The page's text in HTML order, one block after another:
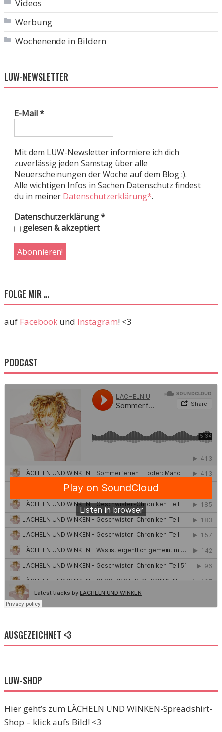
Videos
Werbung
Wochenende in Bildern
LUW-NEWSLETTER
E-Mail*
Mit dem LUW-Newsletter informiere ich dich
zuverlässig jeden Samstag über alle
Neuerscheinungen der Woche auf dem Blog :).
Alle wichtigen Infos in Sachen Datenschutz findest
du in meiner Datenschutzerklärung*.
Datenschutzerklärung*
gelesen & akzeptiert
FOLGE MIR …
auf Facebookund Instagram! <3
PODCAST
AUSGEZEICHNET <3
LUW-SHOP
Hier geht’s zum LÄCHELN UND WINKEN-Spreadshirt-
Shop – klick aufs Bild! <3